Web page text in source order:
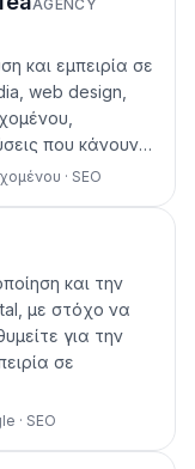
AGENCY
και εμπειρία σε
web design,
που κάνουν…
· SEO
και την
με στόχο να
για την
σε
· SEO